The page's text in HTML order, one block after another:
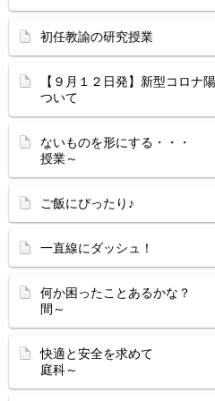
初任教諭の研究授業
【９月１２日発】新型コロナ
ついて
ないものを形にする・
授業～
ご飯にぴった
一直線にダッシュ！
何か困ったことあるか
間～
快適と安全を求
庭科～